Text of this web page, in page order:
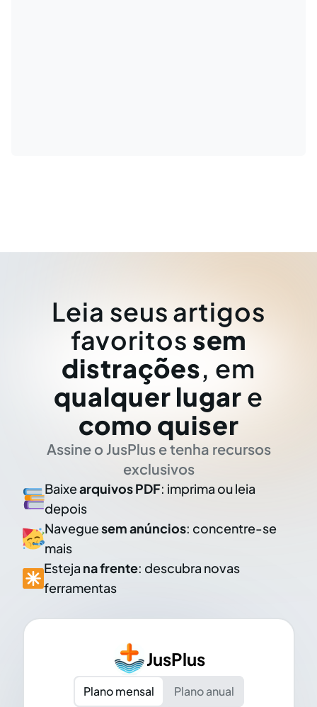
Leia seus artigos
favoritos sem
distrações, em
qualquer lugar e
como quiser
Assine o JusPlus e tenha recursos
exclusivos
Baixearquivos PDF: imprima ou leia
depois
Naveguesem anúncios: concentre-se
mais
Esteja na frente: descubra novas
ferramentas
JusPlus
Plano mensal
Plano anual